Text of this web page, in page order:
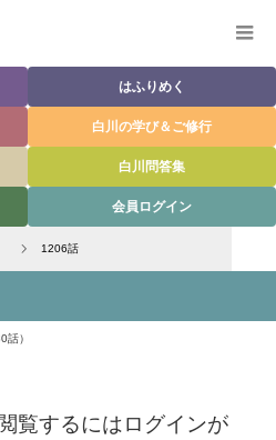
はふりめく
白川の学び＆ご修行
白川問答集
会員ログイン
1206話
話）
覧するにはログインが